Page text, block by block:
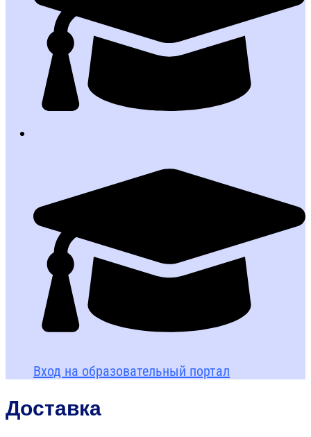
Вход на образовательный портал
Доставка